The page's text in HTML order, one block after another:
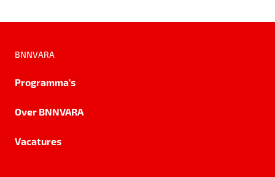
BNNVARA
Programma's
Over BNNVARA
Vacatures